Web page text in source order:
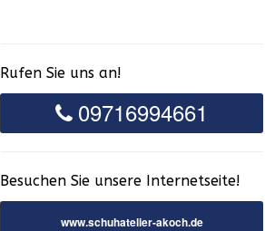
Rufen Sie uns an!
09716994661
Besuchen Sie unsere Internetseite!
www.schuhatelier-akoch.de